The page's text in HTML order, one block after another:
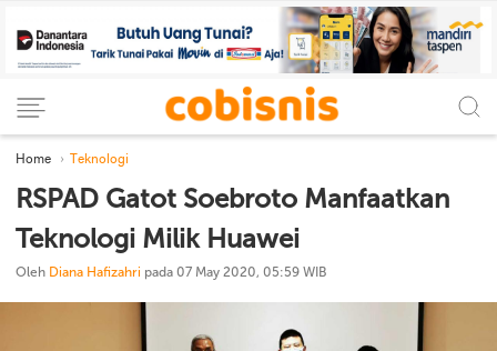
Home Teknologi
RSPAD Gatot Soebroto Manfaatkan
Teknologi Milik Huawei
Oleh Diana Hafizahri pada 07 May 2020, 05:59 WIB